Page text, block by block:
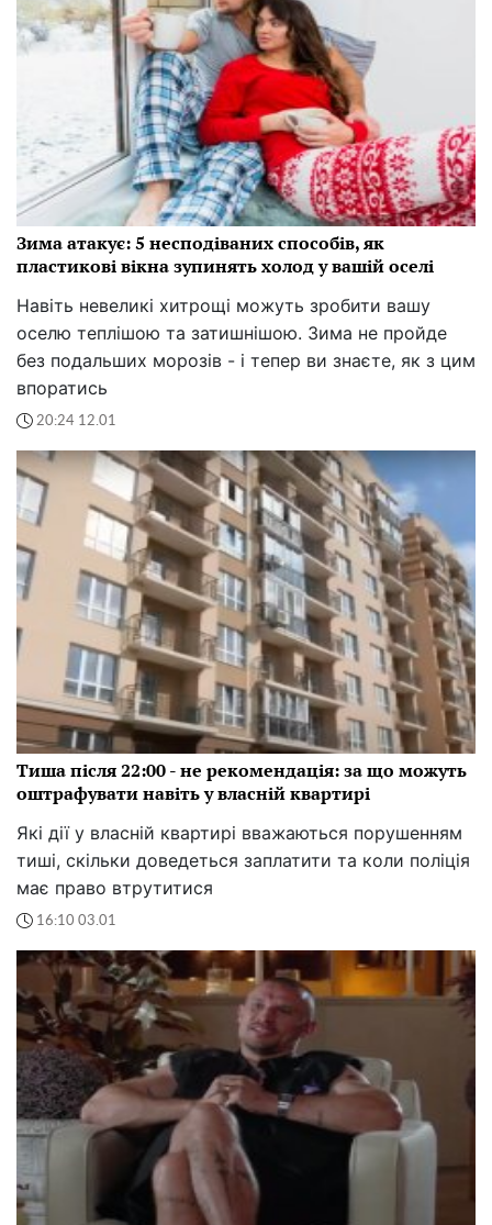
Зима атакує: 5 несподіваних способів, як
пластикові вікна зупинять холод у вашій оселі
Навіть невеликі хитрощі можуть зробити вашу
оселю теплішою та затишнішою. Зима не пройде
без подальших морозів - і тепер ви знаєте, як з цим
впоратись
20:24 12.01
Тиша після 22:00 - не рекомендація: за що можуть
оштрафувати навіть у власній квартирі
Які дії у власній квартирі вважаються порушенням
тиші, скільки доведеться заплатити та коли поліція
має право втрутитися
16:10 03.01